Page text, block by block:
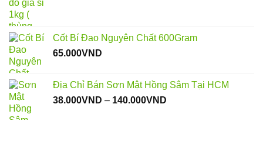
Cốt Bí Đao Nguyên Chất 600Gram
65.000VND
Địa Chỉ Bán Sơn Mật Hồng Sâm Tại HCM
38.000VND – 140.000VND